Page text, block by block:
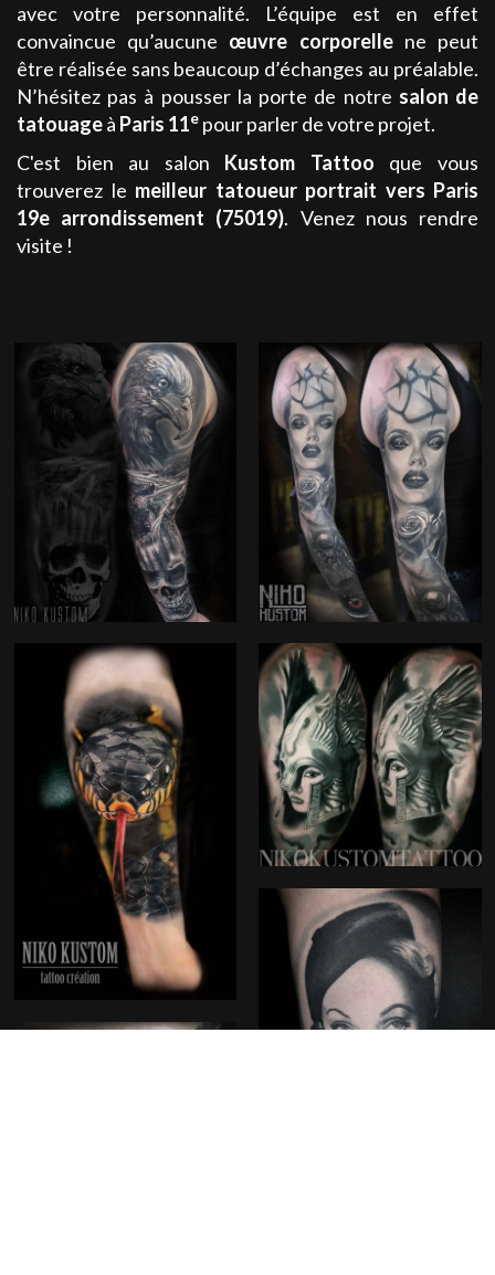
avec votre personnalité. L’équipe est en effet
convaincue qu’aucune œuvre corporellene peut
être réalisée sans beaucoup d’échanges au préalable.
N’hésitez pas à pousser la porte de notre salon de
tatouageà Paris 11e pour parler de votre projet.
C'est bien au salon Kustom Tattoo que vous
trouverez le meilleur tatoueur portrait vers Paris
19e arrondissement (75019). Venez nous rendre
visite !